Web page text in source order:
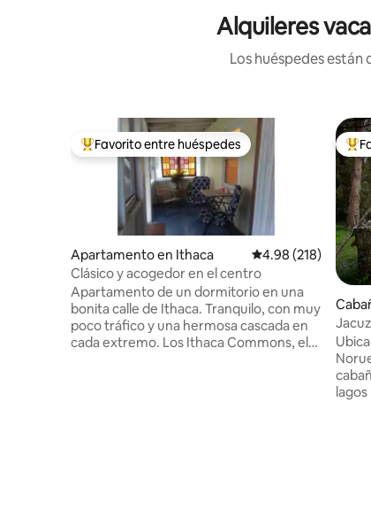
Alquileres
Los huéspedes
Favorito entre huéspedes preferido
Favorito entre huéspedes
Apartamento en Ithaca Calificación
4.98 (218)
Clásico y acogedor en el centro
Apartamento de un dormitorio en una
bonita calle de Ithaca. Tranquilo, con muy
poco tráfico y una hermosa cascada en
cada extremo. Los Ithaca Commons, el